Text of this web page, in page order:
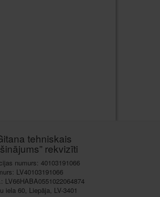
tehniskais
rekvizīti
numurs: 40103191066
LV40103191066
LV66HABA0551022064874
iela 60, Liepāja, LV-3401